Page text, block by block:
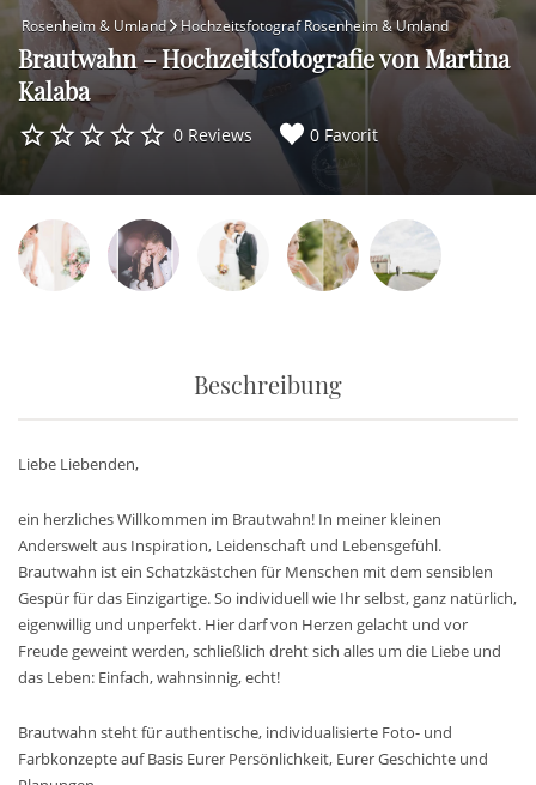
Rosenheim & Umland Hochzeitsfotograf Rosenheim & Umland
Brautwahn – Hochzeitsfotografie von Martina
Kalaba
0 Reviews 0 Favorit
Beschreibung
Liebe Liebenden,
ein herzliches Willkommen im Brautwahn! In meiner kleinen
Anderswelt aus Inspiration, Leidenschaft und Lebensgefühl.
Brautwahn ist ein Schatzkästchen für Menschen mit dem sensiblen
Gespür für das Einzigartige. So individuell wie Ihr selbst, ganz natürlich,
eigenwillig und unperfekt. Hier darf von Herzen gelacht und vor
Freude geweint werden, schließlich dreht sich alles um die Liebe und
das Leben: Einfach, wahnsinnig, echt!
Brautwahn steht für authentische, individualisierte Foto- und
Farbkonzepte auf Basis Eurer Persönlichkeit, Eurer Geschichte und